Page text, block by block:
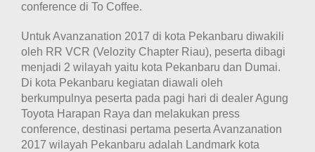
conference di To Coffee.
Untuk Avanzanation 2017 di kota Pekanbaru diwakili
oleh RR VCR (Velozity Chapter Riau), peserta dibagi
menjadi 2 wilayah yaitu kota Pekanbaru dan Dumai.
Di kota Pekanbaru kegiatan diawali oleh
berkumpulnya peserta pada pagi hari di dealer Agung
Toyota Harapan Raya dan melakukan press
conference, destinasi pertama peserta Avanzanation
2017 wilayah Pekanbaru adalah Landmark kota